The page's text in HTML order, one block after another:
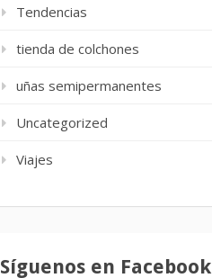
Tendencias
tienda de colchones
uñas semipermanentes
Uncategorized
Viajes
Síguenos en Facebook